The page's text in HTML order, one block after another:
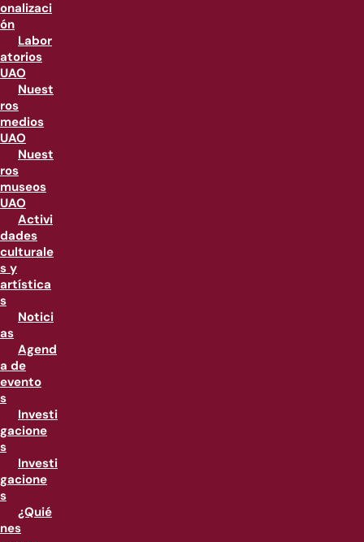
onalizaci
ón
Labor
atorios
UAO
Nuest
ros
medios
UAO
Nuest
ros
museos
UAO
Activi
dades
culturale
s y
artística
s
Notici
as
Agend
a de
evento
s
Investi
gacione
s
Investi
gacione
s
¿Quié
nes